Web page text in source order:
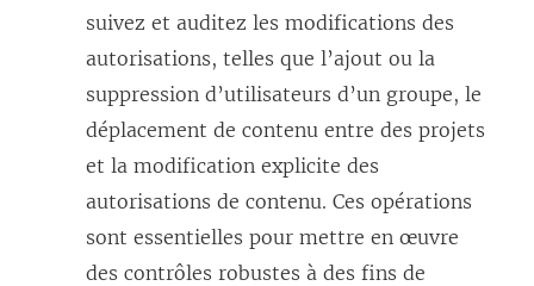
suivez et auditez les modifications des
autorisations, telles que l’ajout ou la
suppression d’utilisateurs d’un groupe, le
déplacement de contenu entre des projets
et la modification explicite des
autorisations de contenu. Ces opérations
sont essentielles pour mettre en œuvre
des contrôles robustes à des fins de